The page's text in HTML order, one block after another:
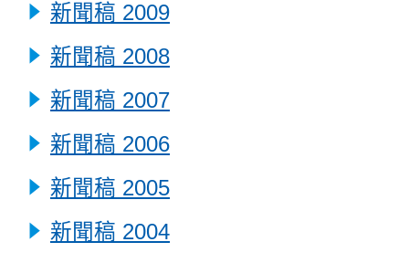
新聞稿 2009
新聞稿 2008
新聞稿 2007
新聞稿 2006
新聞稿 2005
新聞稿 2004